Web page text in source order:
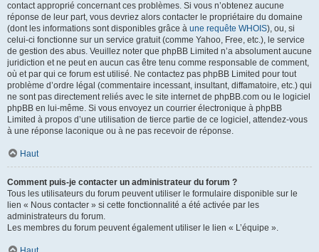
contact approprié concernant ces problèmes. Si vous n’obtenez aucune
réponse de leur part, vous devriez alors contacter le propriétaire du domaine
(dont les informations sont disponibles grâce à une requête WHOIS), ou, si
celui-ci fonctionne sur un service gratuit (comme Yahoo, Free, etc.), le service
de gestion des abus. Veuillez noter que phpBB Limited n’a absolument aucune
juridiction et ne peut en aucun cas être tenu comme responsable de comment,
où et par qui ce forum est utilisé. Ne contactez pas phpBB Limited pour tout
problème d’ordre légal (commentaire incessant, insultant, diffamatoire, etc.) qui
ne sont pas directement reliés avec le site internet de phpBB.com ou le logiciel
phpBB en lui-même. Si vous envoyez un courrier électronique à phpBB
Limited à propos d’une utilisation de tierce partie de ce logiciel, attendez-vous
à une réponse laconique ou à ne pas recevoir de réponse.
Haut
Comment puis-je contacter un administrateur du forum ?
Tous les utilisateurs du forum peuvent utiliser le formulaire disponible sur le
lien « Nous contacter » si cette fonctionnalité a été activée par les
administrateurs du forum.
Les membres du forum peuvent également utiliser le lien « L’équipe ».